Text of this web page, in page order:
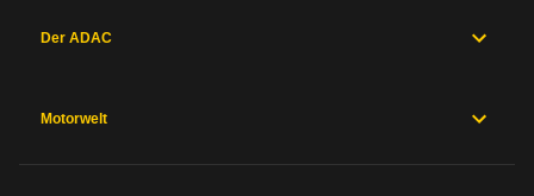
Der ADAC
Motorwelt